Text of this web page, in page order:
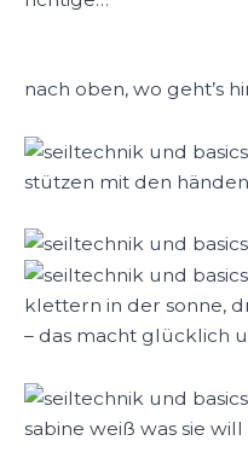
nach oben, wo geht’s
stützen mit den
klettern in der sonne,
– das macht glücklich
sabine weiß was sie will